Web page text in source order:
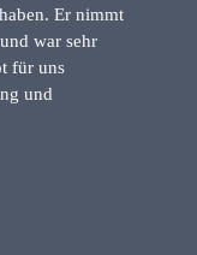
Er nimmt
war sehr
für uns
und